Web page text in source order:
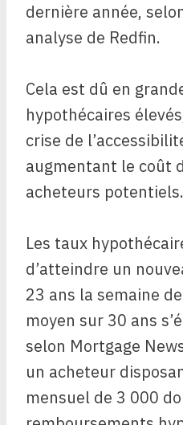
dernière année,
analyse de Redfin.
Cela est dû en
hypothécaires
crise de
augmentant le coût
acheteurs potentiels.
Les taux
d’atteindre un
23 ans la semaine
moyen sur 30 ans
selon Mortgage
un acheteur
mensuel de 3 000